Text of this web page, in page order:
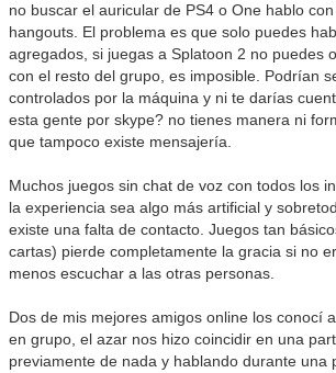
no buscar el auricular de PS4 o One hablo
hangouts. El problema es que solo puedes
agregados, si juegas a Splatoon 2 no puedes
con el resto del grupo, es imposible. Podrían
controlados por la máquina y ni te darías
esta gente por skype? no tienes manera ni
que tampoco existe mensajería.
Muchos juegos sin chat de voz con todos los
la experiencia sea algo más artificial y
existe una falta de contacto. Juegos tan
cartas) pierde completamente la gracia si no
menos escuchar a las otras personas.
Dos de mis mejores amigos online los conocí
en grupo, el azar nos hizo coincidir en una
previamente de nada y hablando durante una